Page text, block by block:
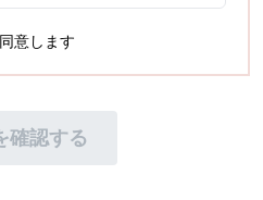
の範囲内でのみ利用・提供い
・滅失・破壊・改ざん・漏洩
に考慮し、組織的・人的・物
同意します
確認する